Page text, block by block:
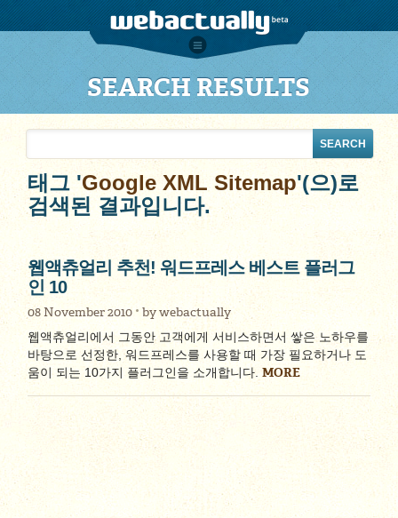
SEARCH RESULTS
태그 'Google XML Sitemap'(으)로
검색된 결과입니다.
웹액츄얼리 추천! 워드프레스 베스트 플러그
인 10
08 November 2010 bywebactually
웹액츄얼리에서 그동안 고객에게 서비스하면서 쌓은 노하우를
바탕으로 선정한, 워드프레스를 사용할 때 가장 필요하거나 도
움이 되는 10가지 플러그인을 소개합니다.MORE